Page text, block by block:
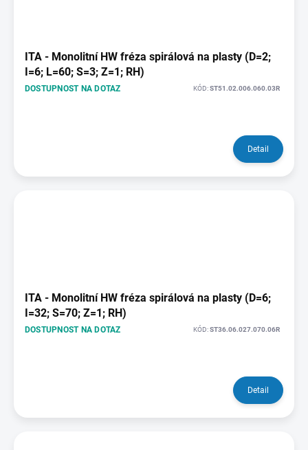
ITA - Monolitní HW fréza spirálová na plasty (D=2;
I=6; L=60; S=3; Z=1; RH)
DOSTUPNOST NA DOTAZ KÓD:ST51.02.006.060.03R
Detail
ITA - Monolitní HW fréza spirálová na plasty (D=6;
I=32; S=70; Z=1; RH)
DOSTUPNOST NA DOTAZ KÓD:ST36.06.027.070.06R
Detail